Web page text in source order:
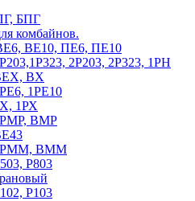
БПГ
комбайнов.
ВЕ10, ПЕ6, ПЕ10
2Р203, 2Р323, 1РН
ВХ
1РЕ10
1РХ
ВМР
1РММ, ВММ
Р803
Р103